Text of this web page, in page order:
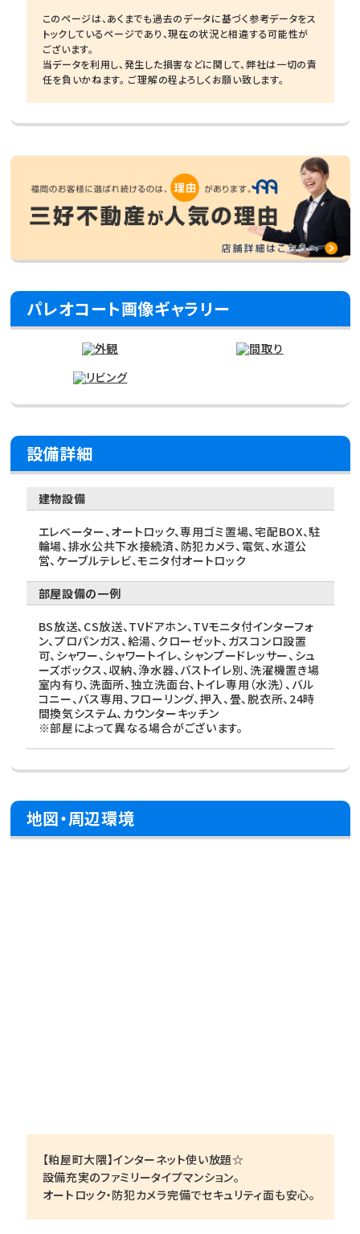
このページは、あくまでも過去のデータに基づく参考データをス
トックしているページであり、現在の状況と相違する可能性が
ございます。
当データを利用し、発生した損害などに関して、弊社は一切の責
任を負いかねます。 ご理解の程よろしくお願い致します。
パレオコート画像ギャラリー
設備詳細
建物設備
エレベーター、オートロック、専用ゴミ置場、宅配BOX、駐
輪場、排水公共下水接続済、防犯カメラ、電気、水道公
営、ケーブルテレビ、モニタ付オートロック
部屋設備の一例
BS放送、CS放送、TVドアホン、TVモニタ付インターフォ
ン、プロパンガス、給湯、クローゼット、ガスコンロ設置
可、シャワー、シャワートイレ、シャンプードレッサー、シュ
ーズボックス、収納、浄水器、バストイレ別、洗濯機置き場
室内有り、洗面所、独立洗面台、トイレ専用（水洗）、バル
コニー、バス専用、フローリング、押入、畳、脱衣所、24時
間換気システム、カウンターキッチン
※部屋によって異なる場合がございます。
地図・周辺環境
【粕屋町大隈】インターネット使い放題☆
設備充実のファミリータイプマンション。
オートロック・防犯カメラ完備でセキュリティ面も安心。